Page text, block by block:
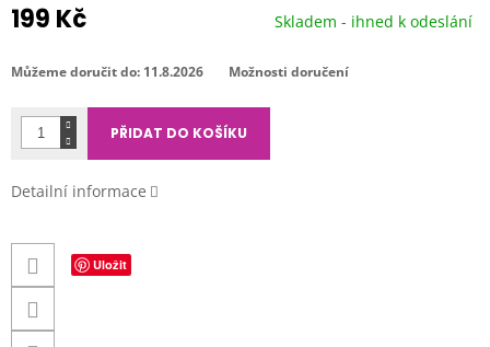
199 Kč
cena:
Skladem - ihned k odeslání
Můžeme doručit do: 11.8.2026 Možnosti doručení
PŘIDAT DO KOŠÍKU
Detailní informace
Uložit